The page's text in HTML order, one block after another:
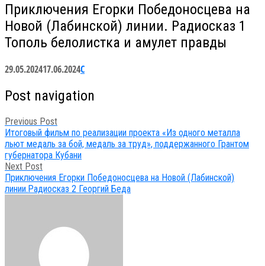
Приключения Егорки Победоносцева на
Новой (Лабинской) линии. Радиосказ 1
Тополь белолистка и амулет правды
29.05.202417.06.2024С
Post navigation
Previous Post
Итоговый фильм по реализации проекта «Из одного металла
льют медаль за бой, медаль за труд», поддержанного Грантом
губернатора Кубани
Next Post
Приключения Егорки Победоносцева на Новой (Лабинской)
линии.Радиосказ 2 Георгий Беда